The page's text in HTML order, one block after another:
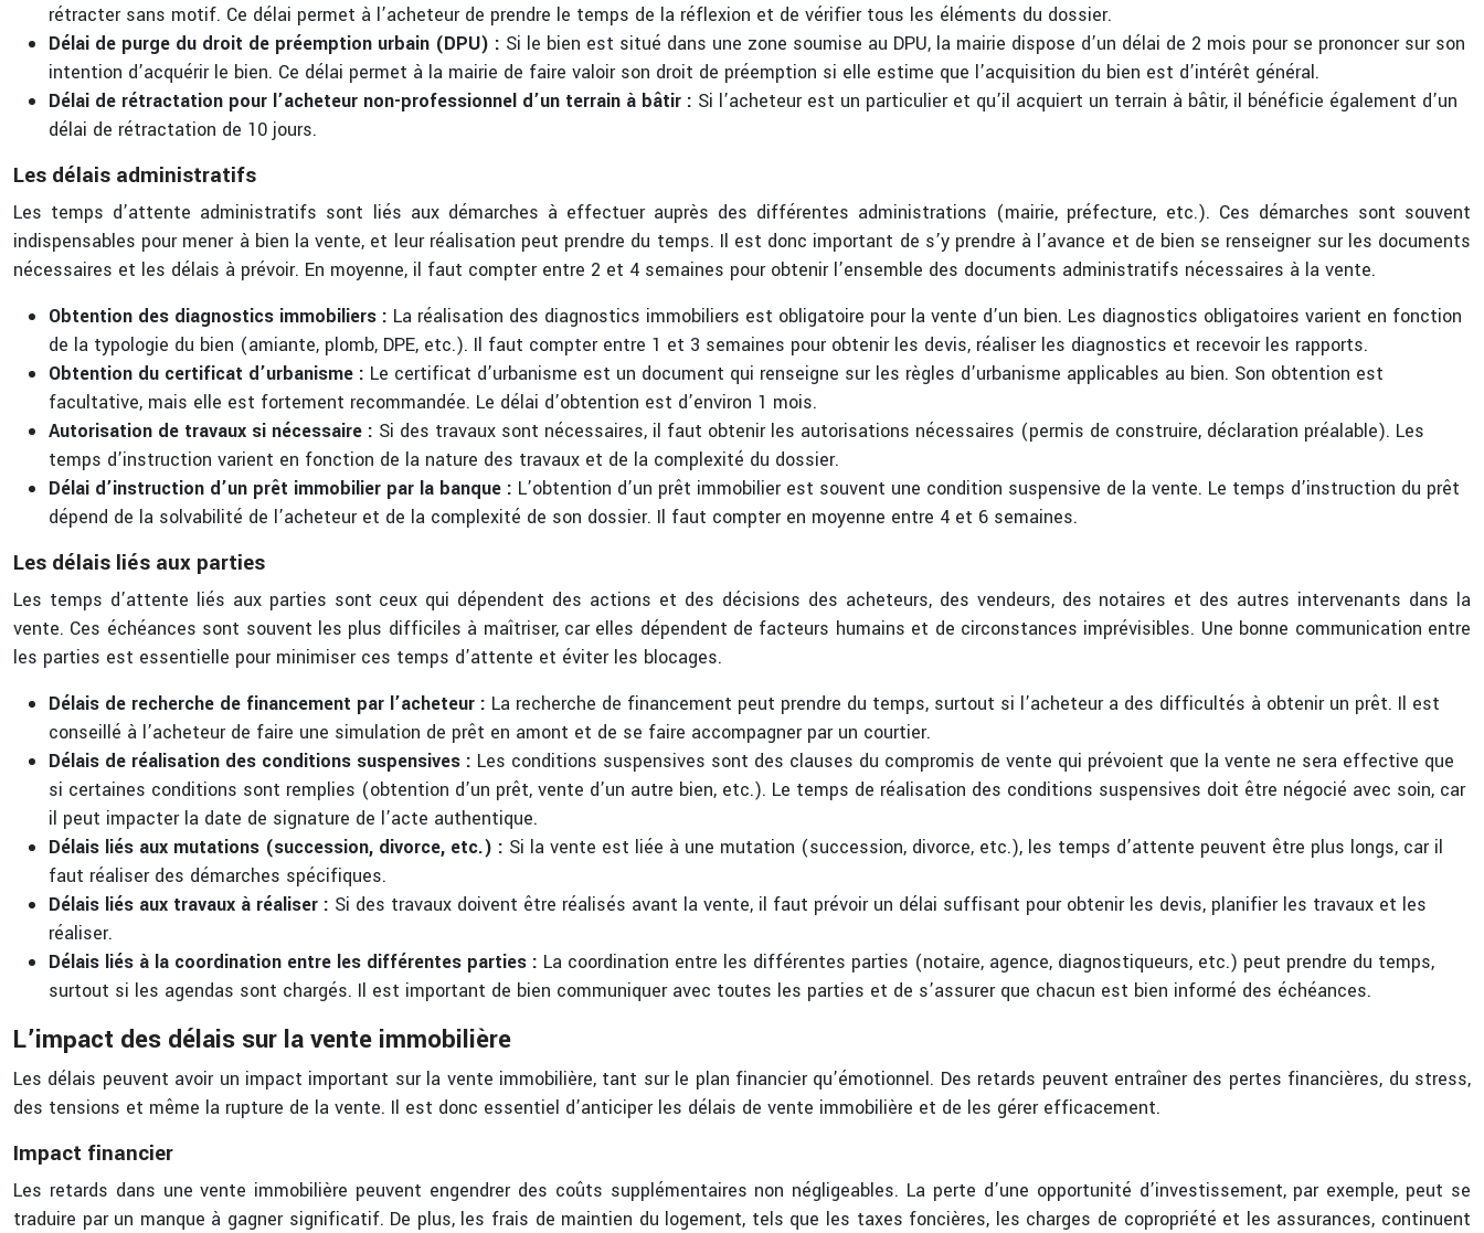
rétracter sans motif. Ce délai permet à l’acheteur de prendre le temps de la réflexion et de vérifier tous les éléments du dossier.
Délai de purge du droit de préemption urbain (DPU) : Si le bien est situé dans une zone soumise au DPU, la mairie dispose d’un délai de 2 mois pour se prononcer sur son
intention d’acquérir le bien. Ce délai permet à la mairie de faire valoir son droit de préemption si elle estime que l’acquisition du bien est d’intérêt général.
Délai de rétractation pour l’acheteur non-professionnel d’un terrain à bâtir : Si l’acheteur est un particulier et qu’il acquiert un terrain à bâtir, il bénéficie également d’un
délai de rétractation de 10 jours.
Les délais administratifs
Les temps d’attente administratifs sont liés aux démarches à effectuer auprès des différentes administrations (mairie, préfecture, etc.). Ces démarches sont souvent
indispensables pour mener à bien la vente, et leur réalisation peut prendre du temps. Il est donc important de s’y prendre à l’avance et de bien se renseigner sur les documents
nécessaires et les délais à prévoir. En moyenne, il faut compter entre 2 et 4 semaines pour obtenir l’ensemble des documents administratifs nécessaires à la vente.
Obtention des diagnostics immobiliers : La réalisation des diagnostics immobiliers est obligatoire pour la vente d’un bien. Les diagnostics obligatoires varient en fonction
de la typologie du bien (amiante, plomb, DPE, etc.). Il faut compter entre 1 et 3 semaines pour obtenir les devis, réaliser les diagnostics et recevoir les rapports.
Obtention du certificat d’urbanisme : Le certificat d’urbanisme est un document qui renseigne sur les règles d’urbanisme applicables au bien. Son obtention est
facultative, mais elle est fortement recommandée. Le délai d’obtention est d’environ 1 mois.
Autorisation de travaux si nécessaire : Si des travaux sont nécessaires, il faut obtenir les autorisations nécessaires (permis de construire, déclaration préalable). Les
temps d’instruction varient en fonction de la nature des travaux et de la complexité du dossier.
Délai d’instruction d’un prêt immobilier par la banque : L’obtention d’un prêt immobilier est souvent une condition suspensive de la vente. Le temps d’instruction du prêt
dépend de la solvabilité de l’acheteur et de la complexité de son dossier. Il faut compter en moyenne entre 4 et 6 semaines.
Les délais liés aux parties
Les temps d’attente liés aux parties sont ceux qui dépendent des actions et des décisions des acheteurs, des vendeurs, des notaires et des autres intervenants dans la
vente. Ces échéances sont souvent les plus difficiles à maîtriser, car elles dépendent de facteurs humains et de circonstances imprévisibles. Une bonne communication entre
les parties est essentielle pour minimiser ces temps d’attente et éviter les blocages.
Délais de recherche de financement par l’acheteur : La recherche de financement peut prendre du temps, surtout si l’acheteur a des difficultés à obtenir un prêt. Il est
conseillé à l’acheteur de faire une simulation de prêt en amont et de se faire accompagner par un courtier.
Délais de réalisation des conditions suspensives : Les conditions suspensives sont des clauses du compromis de vente qui prévoient que la vente ne sera effective que
si certaines conditions sont remplies (obtention d’un prêt, vente d’un autre bien, etc.). Le temps de réalisation des conditions suspensives doit être négocié avec soin, car
il peut impacter la date de signature de l’acte authentique.
Délais liés aux mutations (succession, divorce, etc.) : Si la vente est liée à une mutation (succession, divorce, etc.), les temps d’attente peuvent être plus longs, car il
faut réaliser des démarches spécifiques.
Délais liés aux travaux à réaliser : Si des travaux doivent être réalisés avant la vente, il faut prévoir un délai suffisant pour obtenir les devis, planifier les travaux et les
réaliser.
Délais liés à la coordination entre les différentes parties : La coordination entre les différentes parties (notaire, agence, diagnostiqueurs, etc.) peut prendre du temps,
surtout si les agendas sont chargés. Il est important de bien communiquer avec toutes les parties et de s’assurer que chacun est bien informé des échéances.
L’impact des délais sur la vente immobilière
Les délais peuvent avoir un impact important sur la vente immobilière, tant sur le plan financier qu’émotionnel. Des retards peuvent entraîner des pertes financières, du stress,
des tensions et même la rupture de la vente. Il est donc essentiel d’anticiper les délais de vente immobilière et de les gérer efficacement.
Impact financier
Les retards dans une vente immobilière peuvent engendrer des coûts supplémentaires non négligeables. La perte d’une opportunité d’investissement, par exemple, peut se
traduire par un manque à gagner significatif. De plus, les frais de maintien du logement, tels que les taxes foncières, les charges de copropriété et les assurances, continuent